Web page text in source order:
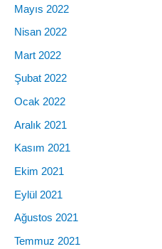
Mayıs 2022
Nisan 2022
Mart 2022
Şubat 2022
Ocak 2022
Aralık 2021
Kasım 2021
Ekim 2021
Eylül 2021
Ağustos 2021
Temmuz 2021